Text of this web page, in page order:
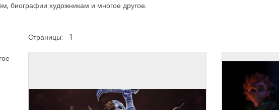
биографии художникам и многое другое.
Страницы: 1